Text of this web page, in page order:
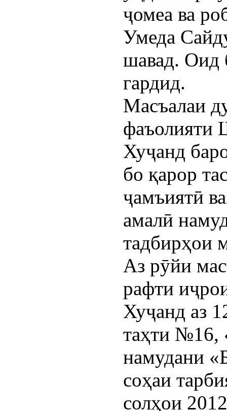
ҷомеа ва
Умеда
шавад. Оид
гардид.
Масъалаи
фаъолияти
Хуҷанд
бо қарор
ҷамъиятӣ
амалӣ
тадбирҳои
Аз рӯйи
рафти
Хуҷанд аз
таҳти №16,
намудани
соҳаи
солҳои